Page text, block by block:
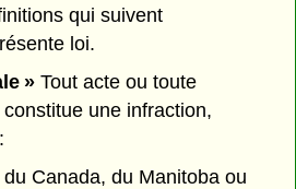
qui suivent
loi.
»Tout acte ou toute
une infraction,
Canada, du Manitoba ou